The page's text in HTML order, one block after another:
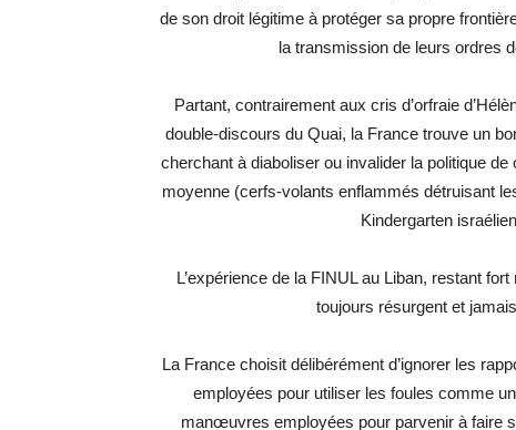
de son droit légitime à protéger sa propre
la transmission de leurs ordres
Partant, contrairement aux cris d’orfraie
double-discours du Quai, la France trouve un
cherchant à diaboliser ou invalider la politique
moyenne (cerfs-volants enflammés détruisant
Kindergarten
L’expérience de la FINUL au Liban, restant
toujours résurgent et
La France choisit délibérément d’ignorer les
employées pour utiliser les foules comme
manœuvres employées pour parvenir à faire